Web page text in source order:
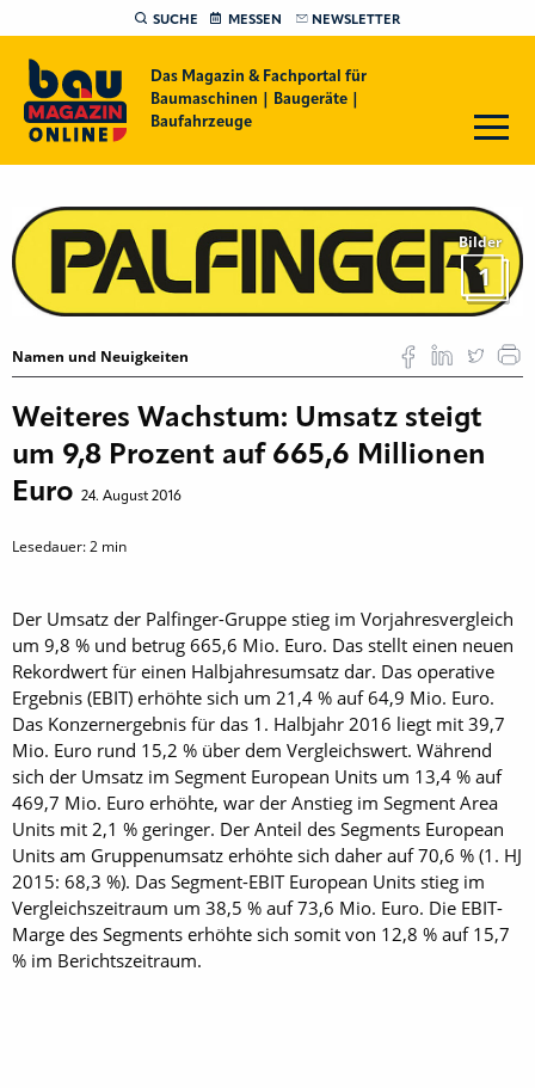
SUCHE MESSEN NEWSLETTER
Das Magazin & Fachportal für
Baumaschinen | Baugeräte |
Baufahrzeuge
Bilder
1
Namen und Neuigkeiten
Weiteres Wachstum: Umsatz steigt
um 9,8 Prozent auf 665,6 Millionen
Euro 24. August 2016
Lesedauer:2 min
Der Umsatz der Palfinger-Gruppe stieg im Vorjahresvergleich
um 9,8 % und betrug 665,6 Mio. Euro. Das stellt einen neuen
Rekordwert für einen Halbjahresumsatz dar. Das operative
Ergebnis (EBIT) erhöhte sich um 21,4 % auf 64,9 Mio. Euro.
Das Konzernergebnis für das 1. Halbjahr 2016 liegt mit 39,7
Mio. Euro rund 15,2 % über dem Vergleichswert. Während
sich der Umsatz im Segment European Units um 13,4 % auf
469,7 Mio. Euro erhöhte, war der Anstieg im Segment Area
Units mit 2,1 % geringer. Der Anteil des Segments European
Units am Gruppenumsatz erhöhte sich daher auf 70,6 % (1. HJ
2015: 68,3 %). Das Segment-EBIT European Units stieg im
Vergleichszeitraum um 38,5 % auf 73,6 Mio. Euro. Die EBIT-
Marge des Segments erhöhte sich somit von 12,8 % auf 15,7
% im Berichtszeitraum.